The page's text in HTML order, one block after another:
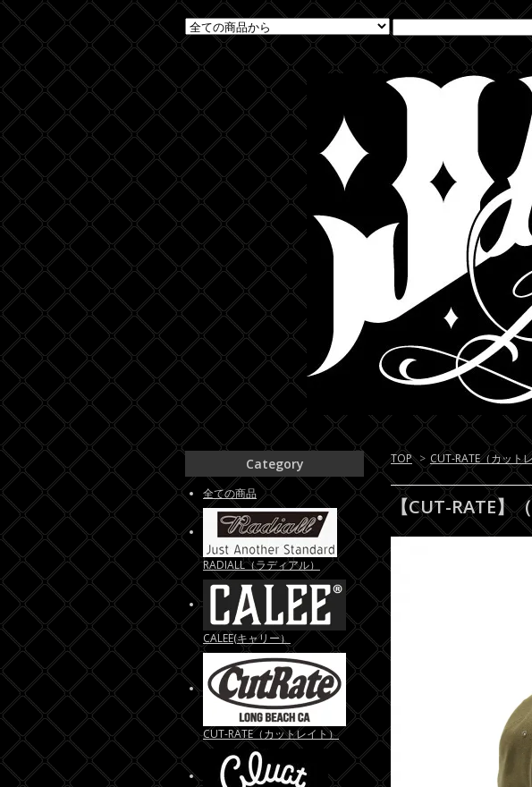
TOP > CUT-RATE（カット
【CUT-RATE】
Category
全ての商品
RADIALL（ラディアル）
CALEE(キャリー）
CUT-RATE（カットレイト）